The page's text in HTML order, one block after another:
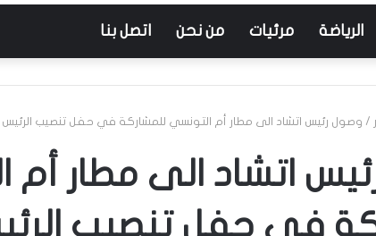
الرياضة مرئيات من نحن اتصل بنا
/ وصول رئيس اتشاد الى مطار أم التونسي للمشاركة في حفل تنصيب الرئيس
اتشاد الى مطار أم
في حفل تنصيب